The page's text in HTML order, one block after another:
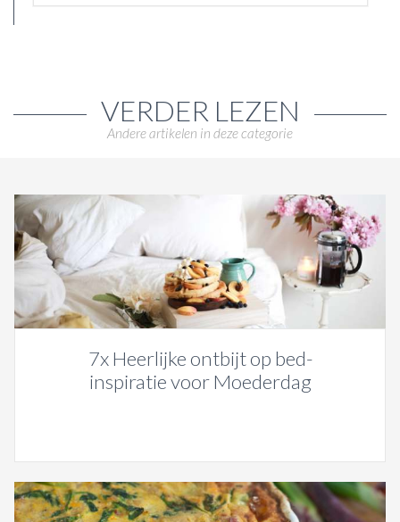
VERDER LEZEN
Andere artikelen in deze categorie
7x Heerlijke ontbijt op bed-
inspiratie voor Moederdag